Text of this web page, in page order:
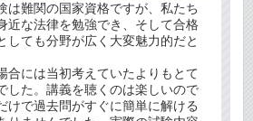
は難関の国家資格ですが、私たち
近な法律を勉強でき、そして合格
しても分野が広く大変魅力的だと
合には当初考えていたよりもとて
した。講義を聴くのは楽しいので
けで過去問がすぐに簡単に解ける